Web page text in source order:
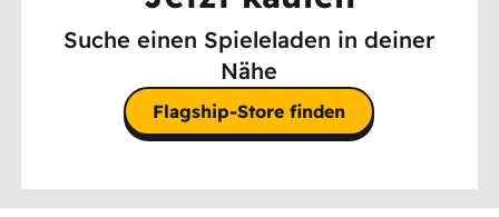
Suche einen Spieleladen in deiner
Nähe
Flagship-Store finden